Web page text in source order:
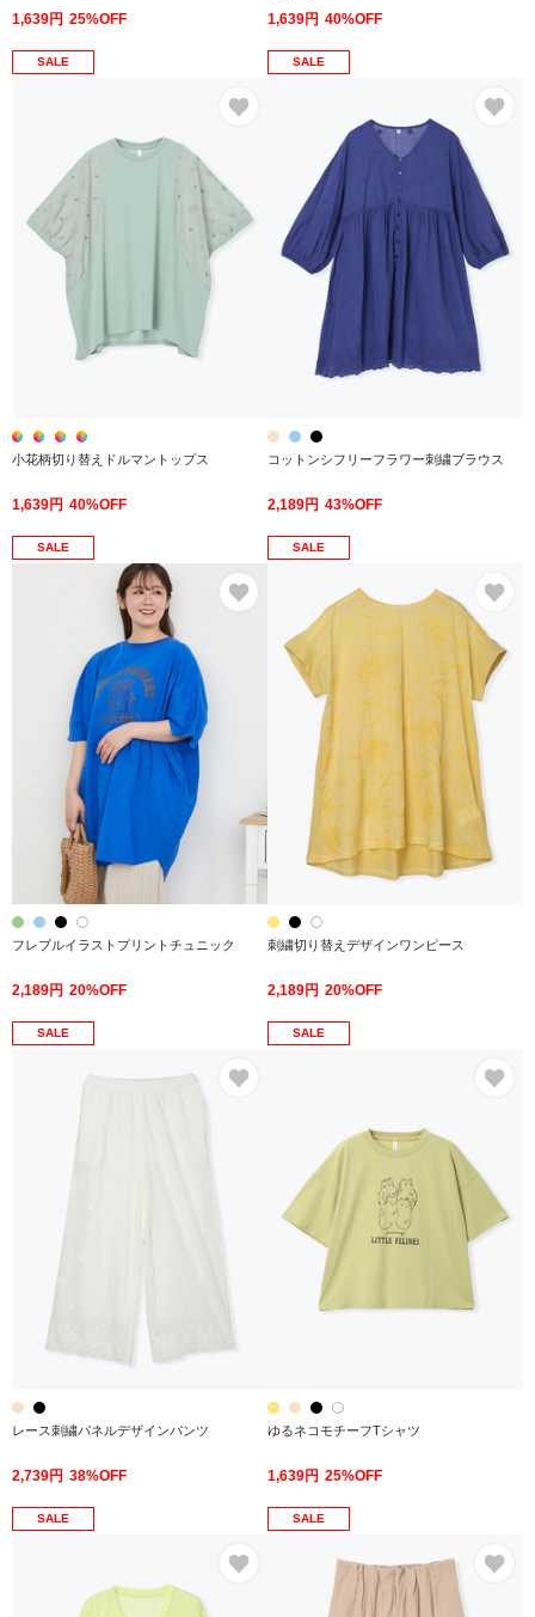
1,639円 25%OFF 1,639円 40%OFF
SALE
小花柄切り替えドルマントップス
1,639円 40%OFF
SALE
コットンシフリーフラワー刺繍ブラウス
2,189円 43%OFF
SALE
フレブルイラストプリントチュニック
2,189円 20%OFF
SALE
刺繍切り替えデザインワンピース
2,189円 20%OFF
SALE
レース刺繍パネルデザインパンツ
2,739円 38%OFF
SALE
ゆるネコモチーフTシャツ
1,639円 25%OFF
SALE SALE